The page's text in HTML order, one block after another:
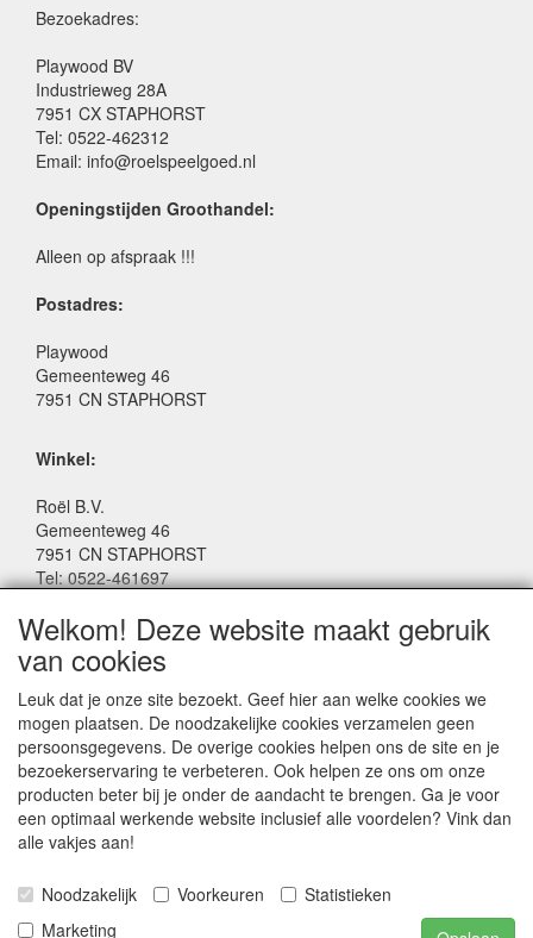
Bezoekadres:
Playwood BV
Industrieweg 28A
7951 CX STAPHORST
Tel: 0522-462312
Email: info@roelspeelgoed.nl
Openingstijden Groothandel:
Alleen op afspraak !!!
Postadres:
Playwood
Gemeenteweg 46
7951 CN STAPHORST
Winkel:
Roël B.V.
Gemeenteweg 46
7951 CN STAPHORST
Tel: 0522-461697
Facebook: www.facebook.com/roelspeelgoed
Openingstijden Winkel:
Maandag t/m Vrijdag: 9:00 - 17:30
Zaterdag: 9:00 - 17:00
Donderdagavond koopavond: 19:00 - 21:00
SERVICE
Welkom! Deze website maakt gebruik
van cookies
Leuk dat je onze site bezoekt. Geef hier aan welke cookies we
mogen plaatsen. De noodzakelijke cookies verzamelen geen
persoonsgegevens. De overige cookies helpen ons de site en je
bezoekerservaring te verbeteren. Ook helpen ze ons om onze
producten beter bij je onder de aandacht te brengen. Ga je voor
een optimaal werkende website inclusief alle voordelen? Vink dan
alle vakjes aan!
Noodzakelijk Voorkeuren
Statistieken
Marketing